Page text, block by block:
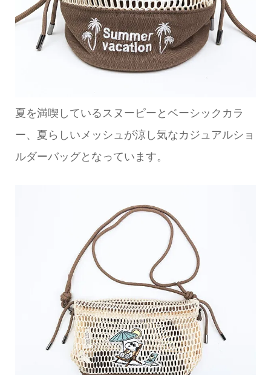
夏を満喫しているスヌーピーとベーシックカラ
ー、夏らしいメッシュが涼し気なカジュアルショ
ルダーバッグとなっています。